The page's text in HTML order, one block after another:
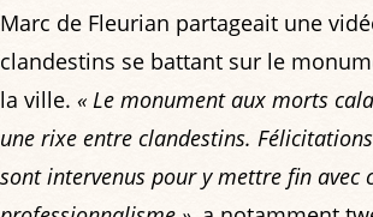
Marc de Fleurian partageait une
clandestins se battant sur le
la ville. « Le monument aux morts
une rixe entre clandestins.
sont intervenus pour y mettre fin avec